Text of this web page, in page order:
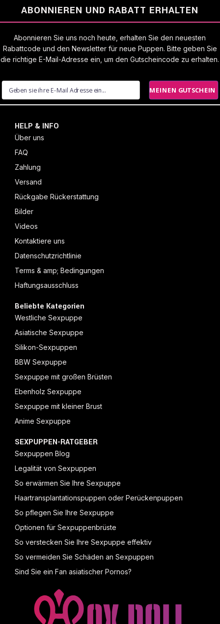
ABONNIEREN UND RABATT ERHALTEN
Abonnieren Sie uns noch heute, erhalten Sie den neuesten
Rabattcode und den Newsletter für neue Puppen. Bitte geben Sie
die richtige E-Mail-Adresse ein, um den Gutscheincode zu erhalten.
MEINEN GUTSCHEIN
HELP & INFO
Über uns
FAQ
Zahlung
Versand
Rückgabe Rückerstattung
Bilder
Videos
Kontaktiere uns
Datenschutzrichtlinie
Terms & amp; Bedingungen
Haftungsausschluss
Beliebte Kategorien
Westliche Sexpuppe
Asiatische Sexpuppe
Silikon-Sexpuppen
BBW Sexpuppe
Sexpuppe mit großen Brüsten
Ebenholz Sexpuppe
Sexpuppe mit kleiner Brust
Anime Sexpuppe
SEXPUPPEN-RATGEBER
Sexpuppen Blog
Legalität von Sexpuppen
So erwärmen Sie Ihre Sexpuppe
Haartransplantationspuppen oder Perückenpuppen
So pflegen Sie Ihre Sexpuppe
Optionen für Sexpuppenbrüste
So verstecken Sie Ihre Sexpuppe effektiv
So vermeiden Sie Schäden an Sexpuppen
Sind Sie ein Fan asiatischer Pornos?